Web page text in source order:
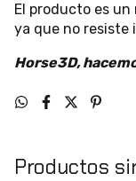
El producto es
ya que no resiste
Horse3D,
Productos